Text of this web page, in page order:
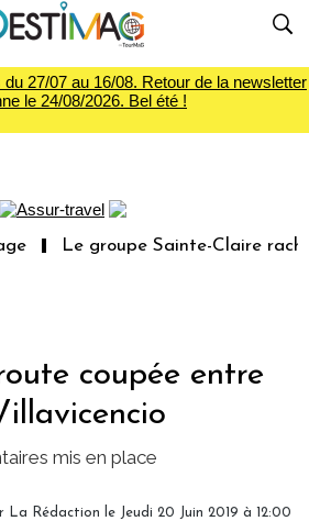
27/07 au 16/08. Retour de la newsletter
le 24/08/2026. Bel été !
Le groupe Sainte-Claire
coupée entre
mis en place
La Rédaction le Jeudi 20 Juin 2019 à 12:00